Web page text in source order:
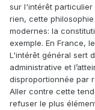
sur l'intérêt
rien, cette
modernes: la
exemple. En France,
L'intérêt général sert
administrative et
disproportionnée par
Aller contre cette
refuser le plus